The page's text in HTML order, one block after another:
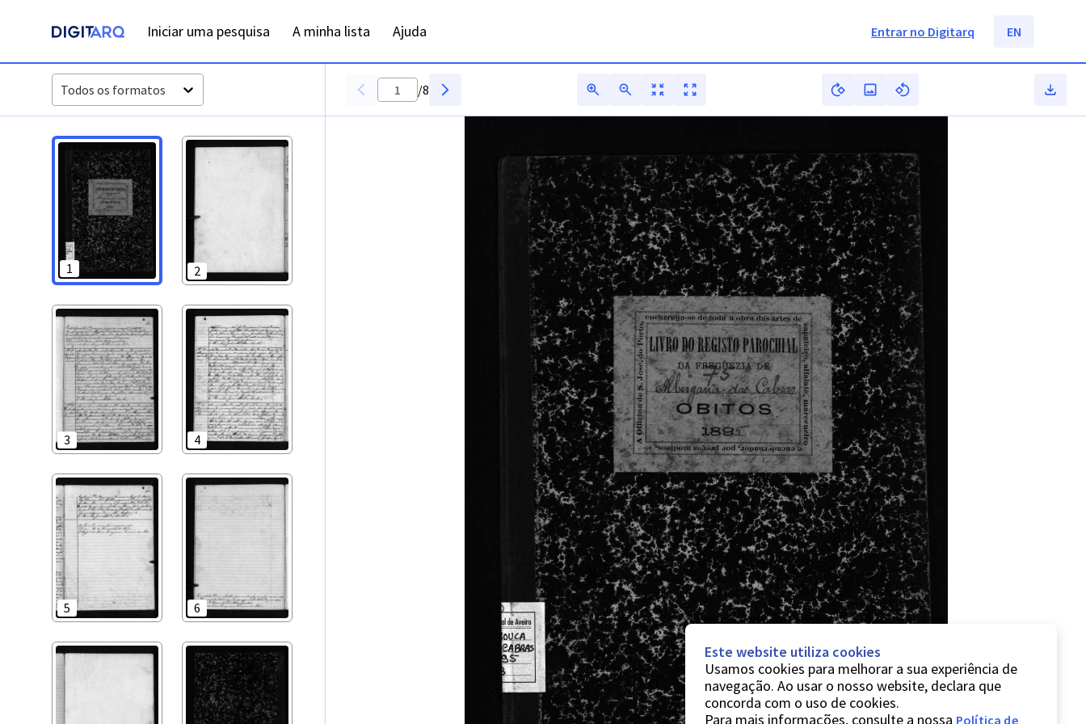
Iniciar uma pesquisa A minha lista Ajuda Entrar no Digitarq EN
Todos os formatos
1 2
3 4
5 6
/8
Este website utiliza cookies
Usamos cookies para melhorar a sua experiência de
navegação. Ao usar o nosso website, declara que
concorda com o uso de cookies.
Para mais informações, consulte a nossa Política de